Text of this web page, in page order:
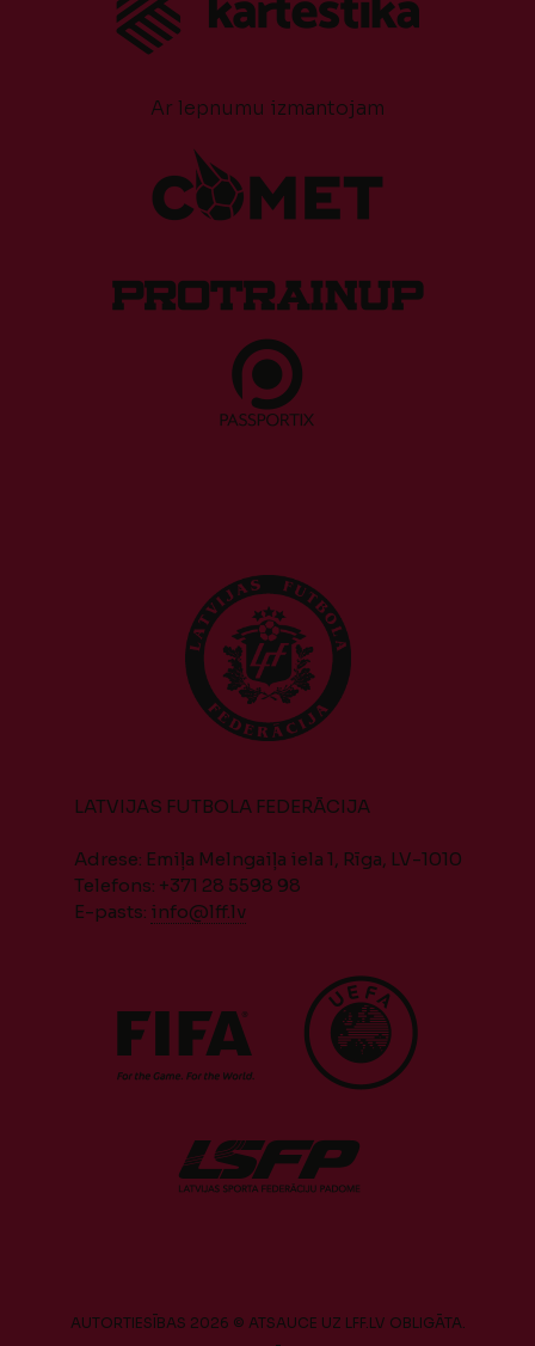
Ar lepnumu izmantojam
LATVIJAS FUTBOLA FEDERĀCIJA
Adrese: Emiļa Melngaiļa iela 1, Rīga, LV-1010
Telefons: +371 28 5598 98
E-pasts: info@lff.lv
AUTORTIESĪBAS 2026 © ATSAUCE UZ LFF.LV OBLIGĀTA.